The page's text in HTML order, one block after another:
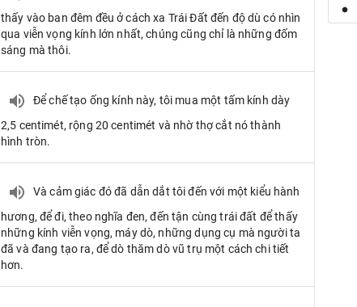
thấy vào ban đêm đều ở cách xa Trái Đất đến độ dù có nhìn
qua viễn vọng kính lớn nhất, chúng cũng chỉ là những đốm
sáng mà thôi.
Để chế tạo ống kính này, tôi mua một tấm kính dày
2,5 centimét, rộng 20 centimét và nhờ thợ cắt nó thành
hình tròn.
Và cảm giác đó đã dẫn dắt tôi đến với một kiểu hành
hương, để đi, theo nghĩa đen, đến tận cùng trái đất để thấy
những kính viễn vọng, máy dò, những dụng cụ mà người ta
đã và đang tạo ra, để dò thăm dò vũ trụ một cách chi tiết
hơn.